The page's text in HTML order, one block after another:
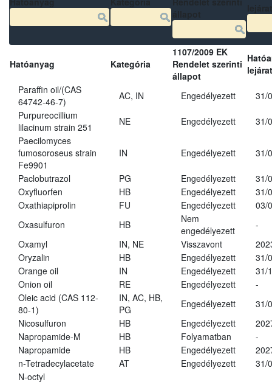
Hatóanyag Kategória
1107/2009 EK
Rendelet szerinti
állapot
Paraffin oil/(CAS
64742-46-7)
AC, IN Engedélyezett
31/
Purpureocillium
lilacinum strain 251
NE Engedélyezett
31/
Paecilomyces
fumosoroseus strain
Fe9901
IN Engedélyezett 31/
Paclobutrazol PG Engedélyezett
31/
Oxyfluorfen
HB Engedélyezett
31/
Oxathiapiprolin
FU Engedélyezett
03/
Oxasulfuron
HB
Nem
engedélyezett
-
Oxamyl
IN, NE Visszavont
Oryzalin
HB Engedélyezett
31/
Orange oil
IN Engedélyezett
31/
Onion oil
RE Engedélyezett
-
Oleic acid (CAS 112-
80-1)
IN, AC, HB,
PG
Engedélyezett
31/
Nicosulfuron
HB Engedélyezett
Napropamide-M
HB Folyamatban
-
Napropamide
HB Engedélyezett
n-Tetradecylacetate
AT Engedélyezett
31/
N-octyl